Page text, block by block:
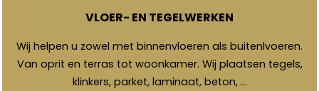
VLOER- EN TEGELWERKEN
Wij helpen u zowel met binnenvloeren als buitenlvoeren.
Van oprit en terras tot woonkamer. Wij plaatsen tegels,
klinkers, parket, laminaat, beton, …